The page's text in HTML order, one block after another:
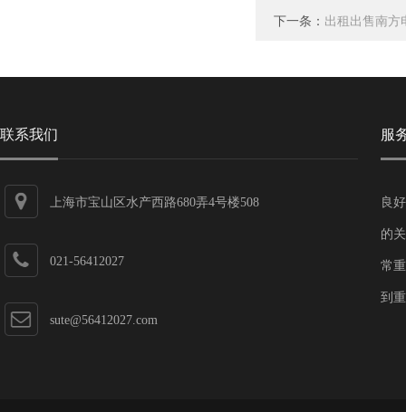
下一条： 出租出售南方
联系我们
上海市宝山区水产西路680弄4号楼508
021-56412027
sute@56412027.com
服
良
的
常
到